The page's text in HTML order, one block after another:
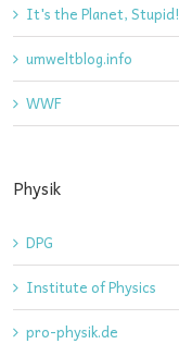
It's the Planet, Stupid!
umweltblog.info
WWF
Physik
DPG
Institute of Physics
pro-physik.de